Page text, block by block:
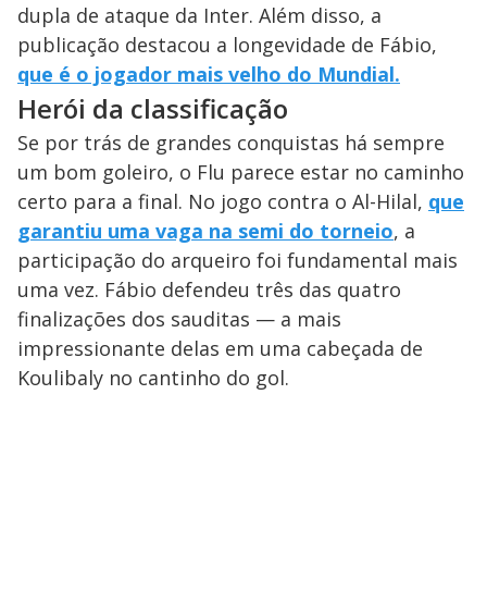
dupla de ataque da Inter. Além disso, a
publicação destacou a longevidade de Fábio,
que é o jogador mais velho do Mundial.
Herói da classificação
Se por trás de grandes conquistas há sempre
um bom goleiro, o Flu parece estar no caminho
certo para a final. No jogo contra o Al-Hilal, que
garantiu uma vaga na semi do torneio, a
participação do arqueiro foi fundamental mais
uma vez. Fábio defendeu três das quatro
finalizações dos sauditas — a mais
impressionante delas em uma cabeçada de
Koulibaly no cantinho do gol.